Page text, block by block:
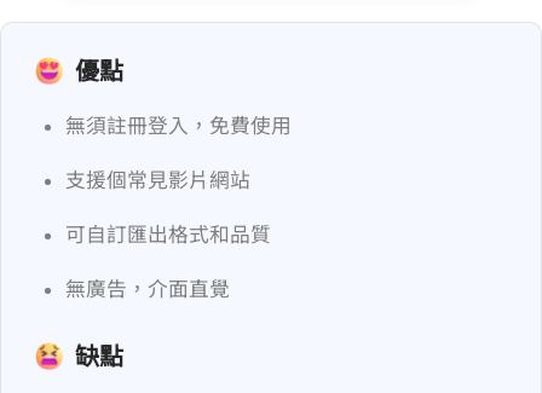
優點
無須註冊登入，免費使用
支援 21 個常見影片網站
可自訂匯出格式和品質
無廣告，介面直覺
缺點